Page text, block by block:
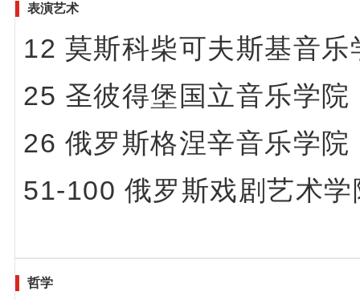
表演艺术
12 莫斯科柴可夫斯基音乐
25 圣彼得堡国立音乐学院
26 俄罗斯格涅辛音乐学院
51-100 俄罗斯戏剧艺术学
哲学